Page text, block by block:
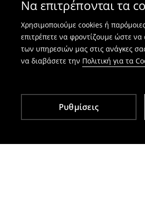
Να επιτρέπονται τα
Χρησιμοποιούμε cookies ή
επιτρέπετε να φροντίζουμε ώστε
των υπηρεσιών μας στις ανάγκες
να διαβάσετε την Πολιτική για τα
Ρυθμίσεις
⟶Πώς γίνεται η